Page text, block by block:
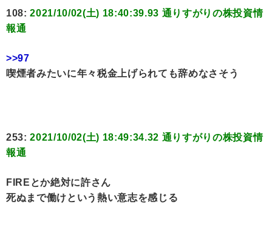
108:2021/10/02(土) 18:40:39.93 通りすがりの株投資情
報通
>>97
喫煙者みたいに年々税金上げられても辞めなさそう
253:2021/10/02(土) 18:49:34.32 通りすがりの株投資情
報通
FIREとか絶対に許さん
死ぬまで働けという熱い意志を感じる